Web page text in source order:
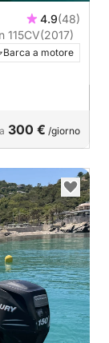
4.9(48)
Barca a motore Quicksilver Activ 555 Open 115CV(2017)
Barca a motore
300 € /giorno